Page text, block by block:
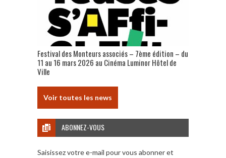
Festival des Monteurs associés – 7ème édition – du
11 au 16 mars 2026 au Cinéma Luminor Hôtel de
Ville
Voir toutes les news
ABONNEZ-VOUS
Saisissez votre e-mail pour vous abonner et